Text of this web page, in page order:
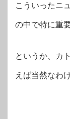
こういったニ
の中で特に重
というか、カ
えば当然なわ